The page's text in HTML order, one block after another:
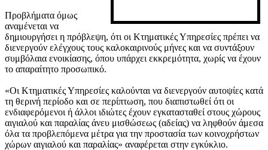
Προβλήματα όμως
αναμένεται να
δημιουργήσει η πρόβλεψη, ότι οι Κτηματικές Υπηρεσίες πρέπει να
διενεργούν ελέγχους τους καλοκαιρινούς μήνες και να συντάξουν
συμβόλαια ενοικίασης, όπου υπάρχει εκκρεμότητα, χωρίς να έχουν
το απαραίτητο προσωπικό.
«Οι Κτηματικές Υπηρεσίες καλούνται να διενεργούν αυτοψίες κατά
τη θερινή περίοδο και σε περίπτωση, που διαπιστωθεί ότι οι
ενδιαφερόμενοι ή άλλοι ιδιώτες έχουν εγκατασταθεί στους χώρους
αιγιαλού και παραλίας άνευ μισθώσεως (αδείας) να ληφθούν άμεσα
όλα τα προβλεπόμενα μέτρα για την προστασία των κοινοχρήστων
χώρων αιγιαλού και παραλίας» αναφέρεται στην εγκύκλιο.